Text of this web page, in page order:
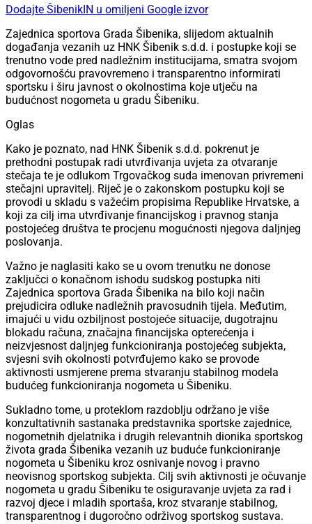
Dodajte ŠibenikIN u omiljeni Google izvor
Zajednica sportova Grada Šibenika, slijedom aktualnih
događanja vezanih uz HNK Šibenik s.d.d. i postupke koji se
trenutno vode pred nadležnim institucijama, smatra svojom
odgovornošću pravovremeno i transparentno informirati
sportsku i širu javnost o okolnostima koje utječu na
budućnost nogometa u gradu Šibeniku.
Oglas
Kako je poznato, nad HNK Šibenik s.d.d. pokrenut je
prethodni postupak radi utvrđivanja uvjeta za otvaranje
stečaja te je odlukom Trgovačkog suda imenovan privremeni
stečajni upravitelj. Riječ je o zakonskom postupku koji se
provodi u skladu s važećim propisima Republike Hrvatske, a
koji za cilj ima utvrđivanje financijskog i pravnog stanja
postojećeg društva te procjenu mogućnosti njegova daljnjeg
poslovanja.
Važno je naglasiti kako se u ovom trenutku ne donose
zaključci o konačnom ishodu sudskog postupka niti
Zajednica sportova Grada Šibenika na bilo koji način
prejudicira odluke nadležnih pravosudnih tijela. Međutim,
imajući u vidu ozbiljnost postojeće situacije, dugotrajnu
blokadu računa, značajna financijska opterećenja i
neizvjesnost daljnjeg funkcioniranja postojećeg subjekta,
svjesni svih okolnosti potvrđujemo kako se provode
aktivnosti usmjerene prema stvaranju stabilnog modela
budućeg funkcioniranja nogometa u Šibeniku.
Sukladno tome, u proteklom razdoblju održano je više
konzultativnih sastanaka predstavnika sportske zajednice,
nogometnih djelatnika i drugih relevantnih dionika sportskog
života grada Šibenika vezanih uz buduće funkcioniranje
nogometa u Šibeniku kroz osnivanje novog i pravno
neovisnog sportskog subjekta. Cilj svih aktivnosti je očuvanje
nogometa u gradu Šibeniku te osiguravanje uvjeta za rad i
razvoj djece i mladih sportaša, kroz stvaranje stabilnog,
transparentnog i dugoročno održivog sportskog sustava.